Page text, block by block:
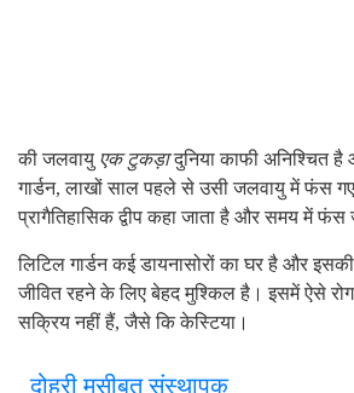
की जलवायु एक टुकड़ादुनिया काफी अनिश्चित
गार्डन, लाखों साल पहले से उसी जलवायु में फंस
प्रागैतिहासिक द्वीप कहा जाता है और समय में फंस
लिटिल गार्डन कई डायनासोरों का घर है और
जीवित रहने के लिए बेहद मुश्किल है। इसमें ऐसे
सक्रिय नहीं हैं, जैसे कि केस्टिया।
दोहरी मुसीबत संस्थापक